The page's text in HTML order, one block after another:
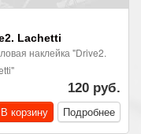
Lachetti
наклейка "Drive2.
120 руб.
корзину
Подробнее